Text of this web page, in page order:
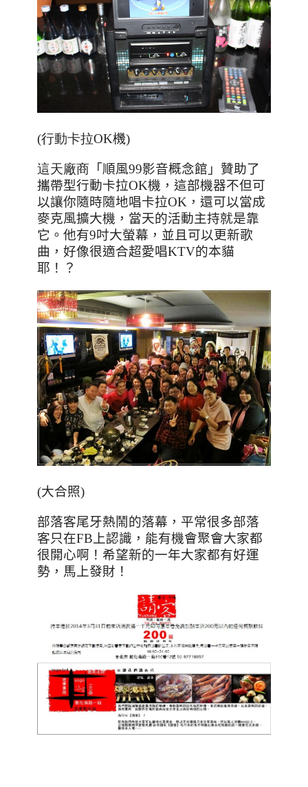
(行動卡拉OK機)
這天廠商 「順風99影音概念館」贊助了
攜帶型行動卡拉OK機，這部機器不但可
以讓你隨時隨地唱卡拉OK ，還可以當成
麥克風擴大機，當天的活動主持就是靠
它。他有9吋大螢幕，並且可以更新歌
曲，好像很適合超愛唱KTV的本貓
耶！？
(大合照)
部落客尾牙熱鬧的落幕，平常很多部落
客只在FB 上認識，能有機會聚會大家都
很開心啊！希望新的一年大家都有好運
勢，馬上發財！